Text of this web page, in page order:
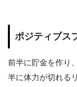
ポジティブス
前半に貯金を作り
半に体力が切れる